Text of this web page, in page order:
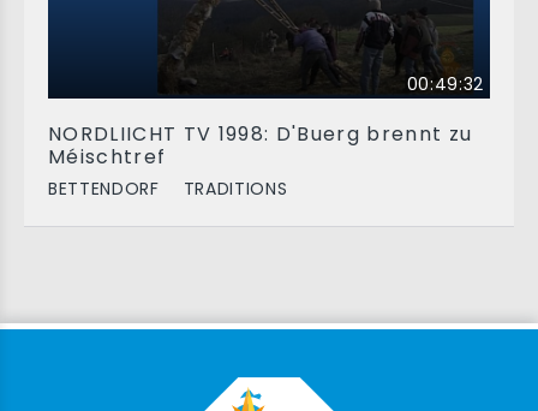
00:49:32
NORDLIICHT TV 1998: D'Buerg brennt zu
Méischtref
BETTENDORF TRADITIONS